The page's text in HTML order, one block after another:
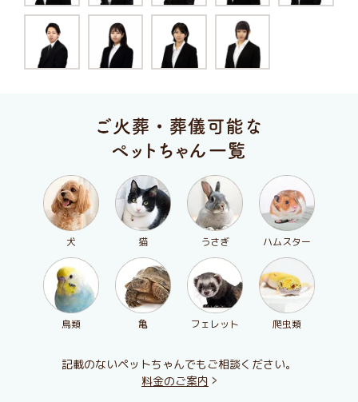
犬 猫 うさぎ ハムスター
鳥類 亀 フェレット 爬虫類
記載のないペットちゃんでもご相談ください。
料金のご案内